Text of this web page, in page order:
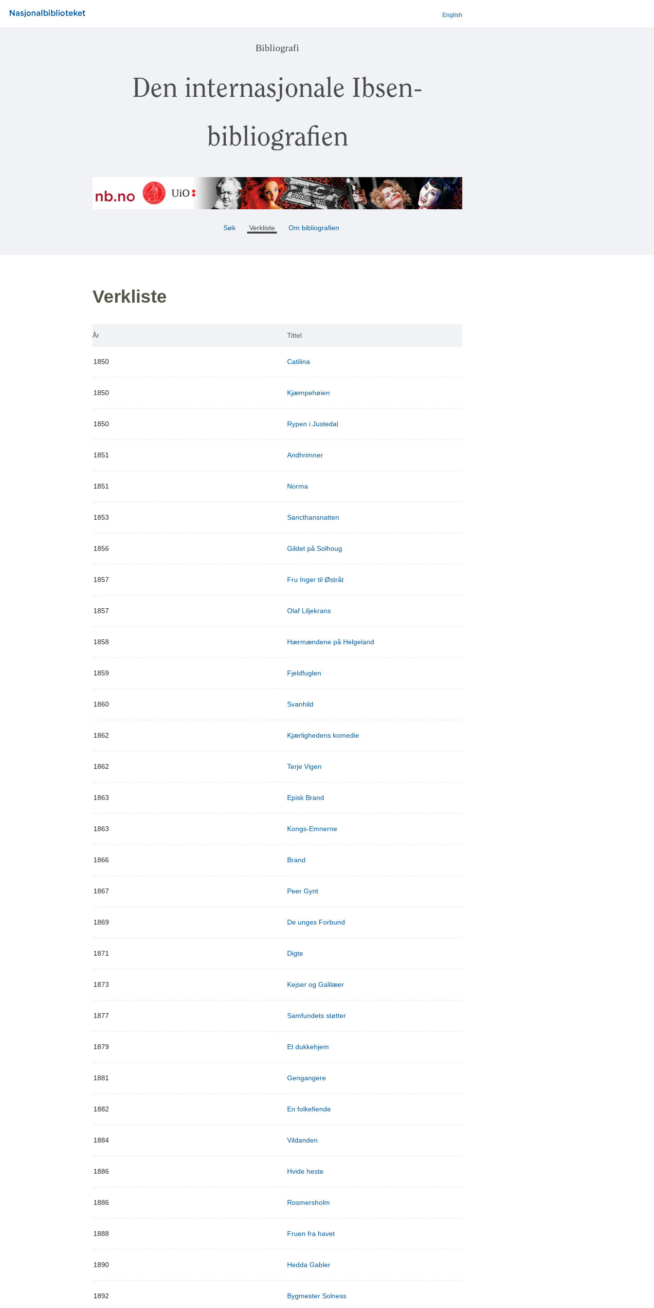
English
Bibliografi
Den internasjonale Ibsen-
bibliografien
Søk Verkliste Om bibliografien
Verkliste
År Tittel
1850 Catilina
1850 Kjæmpehøien
1850 Rypen i Justedal
1851 Andhrimner
1851 Norma
1853 Sancthansnatten
1856 Gildet på Solhoug
1857 Fru Inger til Østråt
1857 Olaf Liljekrans
1858 Hærmændene på Helgeland
1859 Fjeldfuglen
1860 Svanhild
1862 Kjærlighedens komedie
1862 Terje Vigen
1863 Episk Brand
1863 Kongs-Emnerne
1866 Brand
1867 Peer Gynt
1869 De unges Forbund
1871 Digte
1873 Kejser og Galilæer
1877 Samfundets støtter
1879 Et dukkehjem
1881 Gengangere
1882 En folkefiende
1884 Vildanden
1886 Hvide heste
1886 Rosmersholm
1888 Fruen fra havet
1890 Hedda Gabler
1892 Bygmester Solness